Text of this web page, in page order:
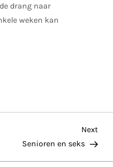
drang naar
weken kan
Post
Next
Senioren en seks